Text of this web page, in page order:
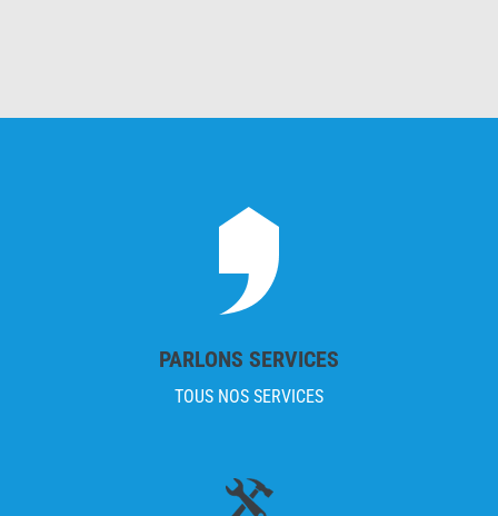
PARLONS SERVICES
TOUS NOS SERVICES